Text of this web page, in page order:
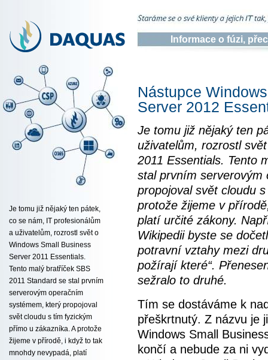
Informace o fúzi,
Je tomu již nějaký ten pátek,
co se nám, IT profesionálům
a uživatelům, rozrostl svět o
Windows Small Business
Server 2011 Essentials.
Tento malý bratříček SBS
2011 Standard se stal prvním
serverovým operačním
systémem, který propojoval
svět cloudu s tím fyzickým
přímo u zákazníka. A protože
žijeme v přírodě, i když to tak
mnohdy nevypadá, platí
Nástupce
Server 2012
Je tomu již nějaký ten
uživatelům, rozrostl
2011 Essentials. Tento
stal prvním serverovým
propojoval svět cloudu
protože žijeme v
platí určité zákony.
Wikipedii byste se
potravní vztahy mezi
požírají které“.
sežralo to druhé.
Tím se dostáváme k
přeškrtnutý. Z názvu je
Windows Small
končí a nebude za ni